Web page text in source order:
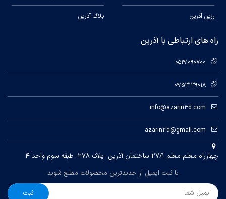
رزین آذرین بلاگ آذرین
راه های ارتباطی با آذرین
05191090700
09153139018
info@azarin3d.com
azarin3d@gmail.com
چهارراه معلم-معلم ۲۷/۱-ساختمان آذرین -پلاک ۲۷۸- طبقه سوم-واحد ۴
با ثبت ایمیل از جدیدترین محصولات مطلع شوید
ثبت